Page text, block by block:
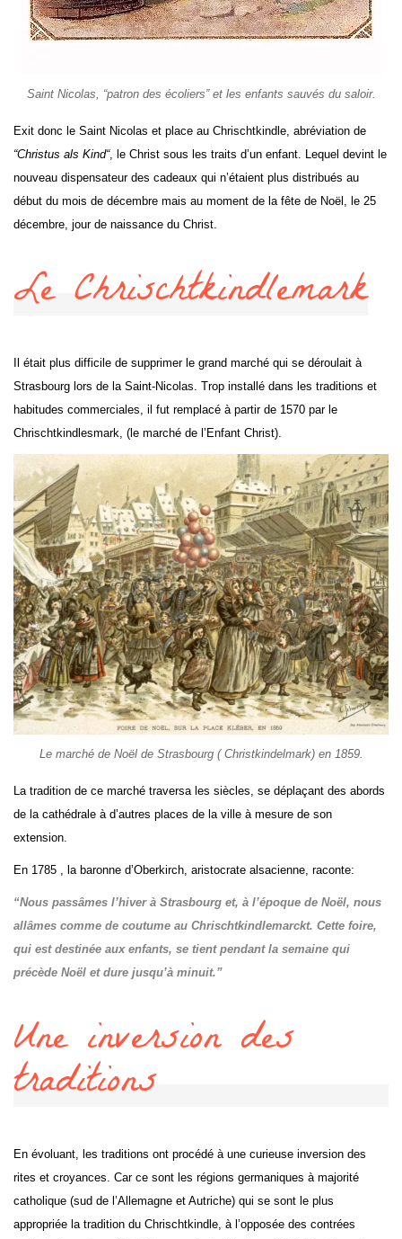
Saint Nicolas, “patron des écoliers” et les enfants sauvés du saloir.
Exit donc le Saint Nicolas et place au Chrischtkindle, abréviation de
“Christus als Kind“, le Christ sous les traits d’un enfant. Lequel devint le
nouveau dispensateur des cadeaux qui n’étaient plus distribués au
début du mois de décembre mais au moment de la fête de Noël, le 25
décembre, jour de naissance du Christ.
Le Chrischtkindlemark
Il était plus difficile de supprimer le grand marché qui se déroulait à
Strasbourg lors de la Saint-Nicolas. Trop installé dans les traditions et
habitudes commerciales, il fut remplacé à partir de 1570 par le
Chrischtkindlesmark, (le marché de l’Enfant Christ).
Le marché de Noël de Strasbourg ( Christkindelmark) en 1859.
La tradition de ce marché traversa les siècles, se déplaçant des abords
de la cathédrale à d’autres places de la ville à mesure de son
extension.
En 1785 , la baronne d’Oberkirch, aristocrate alsacienne, raconte:
“Nous passâmes l’hiver à Strasbourg et, à l’époque de Noël, nous
allâmes comme de coutume au Chrischtkindlemarckt. Cette foire,
qui est destinée aux enfants, se tient pendant la semaine qui
précède Noël et dure jusqu’à minuit.”
Une inversion des
traditions
En évoluant, les traditions ont procédé à une curieuse inversion des
rites et croyances. Car ce sont les régions germaniques à majorité
catholique (sud de l’Allemagne et Autriche) qui se sont le plus
appropriée la tradition du Chrischtkindle, à l’opposée des contrées